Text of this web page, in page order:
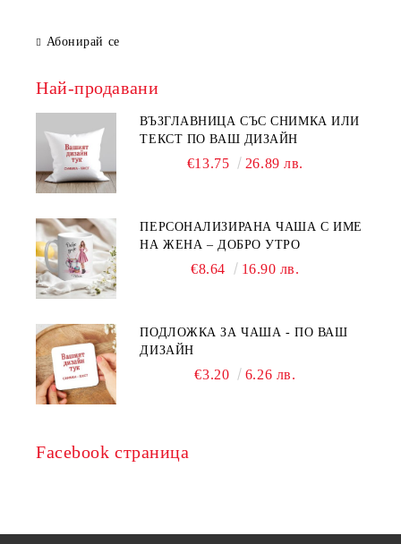
Абонирай се
Най-продавани
ВЪЗГЛАВНИЦА СЪС СНИМКА ИЛИ
ТЕКСТ ПО ВАШ ДИЗАЙН
€13.75 26.89 лв.
ПЕРСОНАЛИЗИРАНА ЧАША С ИМЕ
НА ЖЕНА – ДОБРО УТРО
€8.64 16.90 лв.
ПОДЛОЖКА ЗА ЧАША - ПО ВАШ
ДИЗАЙН
€3.20 6.26 лв.
Facebook страница